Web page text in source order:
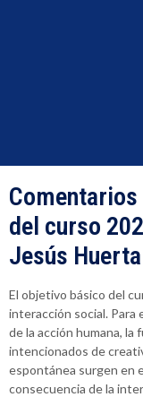
del curso
Jesús
El objetivo básico del
interacción social. Para
de la acción humana, la
intencionados de
espontánea surgen en
consecuencia de la